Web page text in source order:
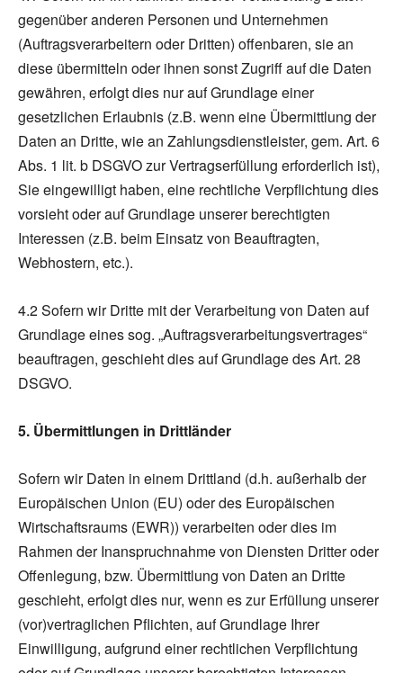
gegenüber anderen Personen und Unternehmen
(Auftragsverarbeitern oder Dritten) offenbaren, sie an
diese übermitteln oder ihnen sonst Zugriff auf die Daten
gewähren, erfolgt dies nur auf Grundlage einer
gesetzlichen Erlaubnis (z.B. wenn eine Übermittlung der
Daten an Dritte, wie an Zahlungsdienstleister, gem. Art. 6
Abs. 1 lit. b DSGVO zur Vertragserfüllung erforderlich ist),
Sie eingewilligt haben, eine rechtliche Verpflichtung dies
vorsieht oder auf Grundlage unserer berechtigten
Interessen (z.B. beim Einsatz von Beauftragten,
Webhostern, etc.).
4.2 Sofern wir Dritte mit der Verarbeitung von Daten auf
Grundlage eines sog. „Auftragsverarbeitungsvertrages“
beauftragen, geschieht dies auf Grundlage des Art. 28
DSGVO.
5. Übermittlungen in Drittländer
Sofern wir Daten in einem Drittland (d.h. außerhalb der
Europäischen Union (EU) oder des Europäischen
Wirtschaftsraums (EWR)) verarbeiten oder dies im
Rahmen der Inanspruchnahme von Diensten Dritter oder
Offenlegung, bzw. Übermittlung von Daten an Dritte
geschieht, erfolgt dies nur, wenn es zur Erfüllung unserer
(vor)vertraglichen Pflichten, auf Grundlage Ihrer
Einwilligung, aufgrund einer rechtlichen Verpflichtung